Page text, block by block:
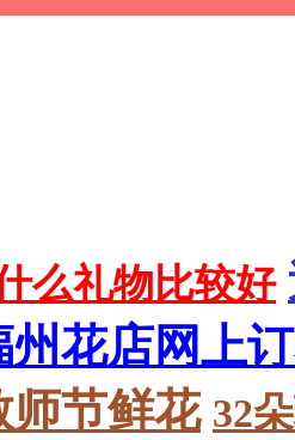
么礼物比较好
州花店网上
师节鲜花 32